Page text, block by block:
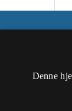
Denne